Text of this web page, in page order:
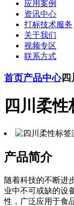
应用案例
资讯中心
打标技术服务
关于我们
视频专区
联系方式
首页产品中心四
四川柔
产品简介
随着科技的不断进
业中不可或缺的设
性，广泛应用于食